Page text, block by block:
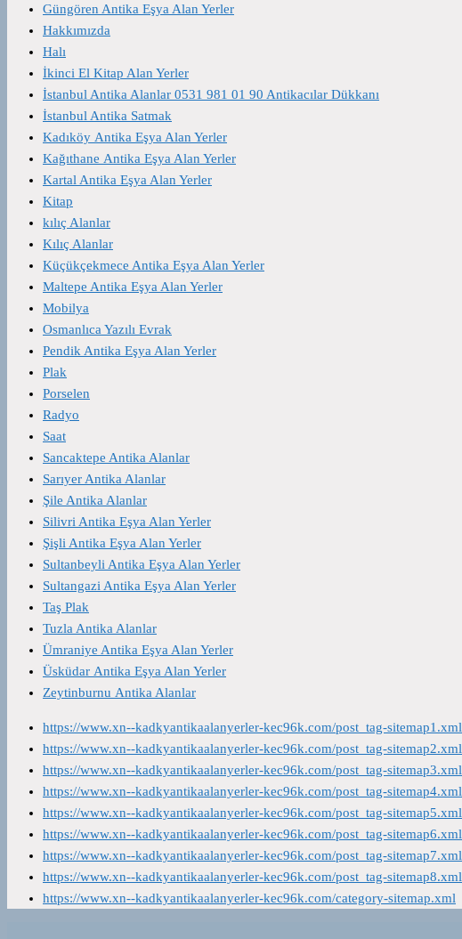
Güngören Antika Eşya Alan Yerler
Hakkımızda
Halı
İkinci El Kitap Alan Yerler
İstanbul Antika Alanlar 0531 981 01 90 Antikacılar Dükkanı
İstanbul Antika Satmak
Kadıköy Antika Eşya Alan Yerler
Kağıthane Antika Eşya Alan Yerler
Kartal Antika Eşya Alan Yerler
Kitap
kılıç Alanlar
Kılıç Alanlar
Küçükçekmece Antika Eşya Alan Yerler
Maltepe Antika Eşya Alan Yerler
Mobilya
Osmanlıca Yazılı Evrak
Pendik Antika Eşya Alan Yerler
Plak
Porselen
Radyo
Saat
Sancaktepe Antika Alanlar
Sarıyer Antika Alanlar
Şile Antika Alanlar
Silivri Antika Eşya Alan Yerler
Şişli Antika Eşya Alan Yerler
Sultanbeyli Antika Eşya Alan Yerler
Sultangazi Antika Eşya Alan Yerler
Taş Plak
Tuzla Antika Alanlar
Ümraniye Antika Eşya Alan Yerler
Üsküdar Antika Eşya Alan Yerler
Zeytinburnu Antika Alanlar
https://www.xn--kadkyantikaalanyerler-kec96k.com/post_tag-sitemap1.xml
https://www.xn--kadkyantikaalanyerler-kec96k.com/post_tag-sitemap2.xml
https://www.xn--kadkyantikaalanyerler-kec96k.com/post_tag-sitemap3.xml
https://www.xn--kadkyantikaalanyerler-kec96k.com/post_tag-sitemap4.xml
https://www.xn--kadkyantikaalanyerler-kec96k.com/post_tag-sitemap5.xml
https://www.xn--kadkyantikaalanyerler-kec96k.com/post_tag-sitemap6.xml
https://www.xn--kadkyantikaalanyerler-kec96k.com/post_tag-sitemap7.xml
https://www.xn--kadkyantikaalanyerler-kec96k.com/post_tag-sitemap8.xml
https://www.xn--kadkyantikaalanyerler-kec96k.com/category-sitemap.xml